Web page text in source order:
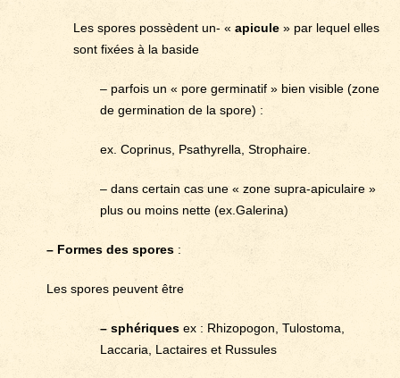
Les spores possèdent un- « apicule » par lequel elles
sont fixées à la baside
– parfois un « pore germinatif » bien visible (zone
de germination de la spore) :
ex. Coprinus, Psathyrella, Strophaire.
– dans certain cas une « zone supra-apiculaire »
plus ou moins nette (ex.Galerina)
– Formes des spores :
Les spores peuvent être
– sphériques ex : Rhizopogon, Tulostoma,
Laccaria, Lactaires et Russules